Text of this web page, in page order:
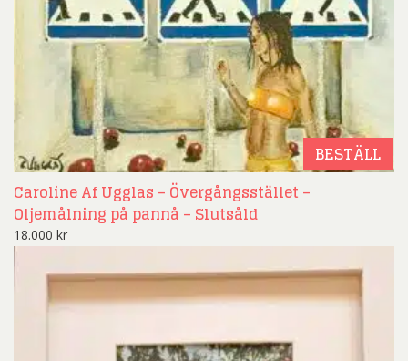
BESTÄLL
Caroline Af Ugglas – Övergångsstället –
Oljemålning på pannå – Slutsåld
18.000 kr